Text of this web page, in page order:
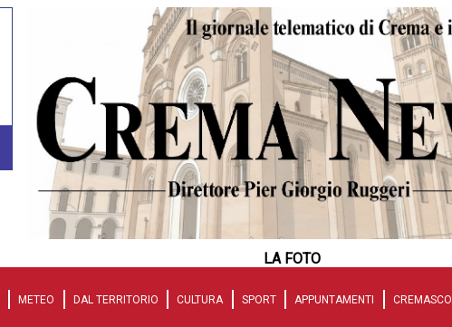
LA FOTO
METEO DAL TERRITORIO CULTURA SPORT APPUNTAMENTI CREMASCO